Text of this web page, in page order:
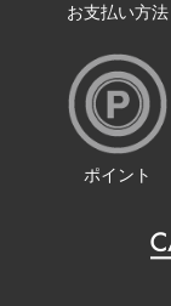
お支払い方法
ポイント